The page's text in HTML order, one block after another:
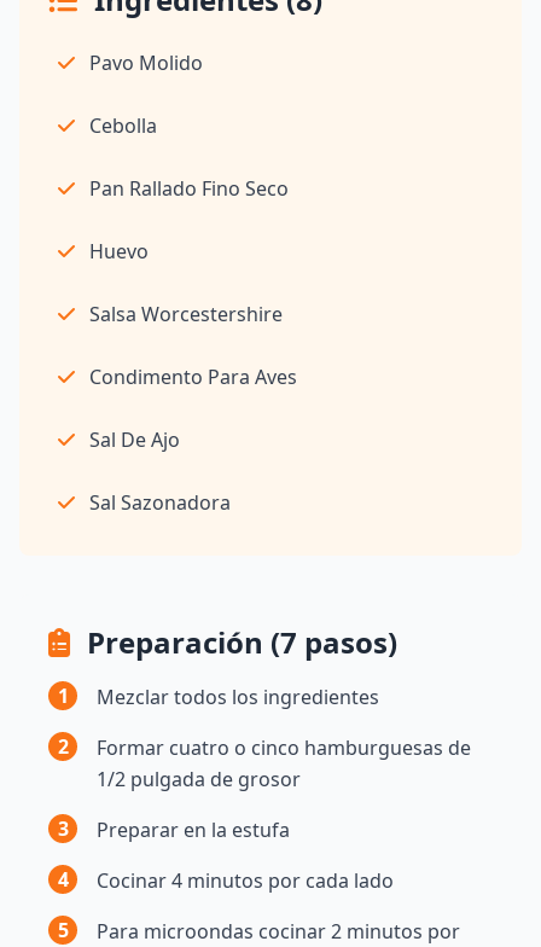
Pavo Molido
Cebolla
Pan Rallado Fino Seco
Huevo
Salsa Worcestershire
Condimento Para Aves
Sal De Ajo
Sal Sazonadora
Preparación (7 pasos)
1
Mezclar todos los ingredientes
2
Formar cuatro o cinco hamburguesas de
1/2 pulgada de grosor
3
Preparar en la estufa
4
Cocinar 4 minutos por cada lado
5
Para microondas cocinar 2 minutos por